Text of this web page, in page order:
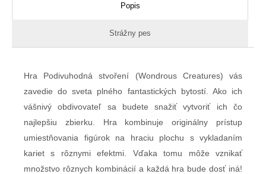
Popis
Strážny pes
Hra Podivuhodná stvoření (Wondrous Creatures) vás
zavedie do sveta plného fantastických bytostí. Ako ich
vášnivý obdivovateľ sa budete snažiť vytvoriť ich čo
najlepšiu zbierku. Hra kombinuje originálny prístup
umiestňovania figúrok na hraciu plochu s vykladaním
kariet s rôznymi efektmi. Vďaka tomu môže vznikať
množstvo rôznych kombinácií a každá hra bude dosť iná!